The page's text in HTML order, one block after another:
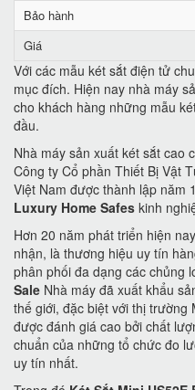
Bảo hành
Giá
Với các mẫu két sắt điện tử
mục đích. Hiện nay nhà máy
cho khách hàng những mẫu
đầu.
Nhà máy sản xuất két sắt cao
Công ty Cổ phần Thiết Bị Vật
Việt Nam được thành lập năm
Luxury Home Safes kinh
Hơn 20 năm phát triển hiện
nhận, là thương hiệu uy tín
phân phối đa dạng các chủng
Sale Nhà máy đã xuất khẩu
thế giới, đặc biệt với thị trường
được đánh giá cao bởi chất
chuẩn của những tổ chức đo
uy tín nhất.